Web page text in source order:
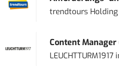
trendtours Holding
Content
LEUCHTTURM1917